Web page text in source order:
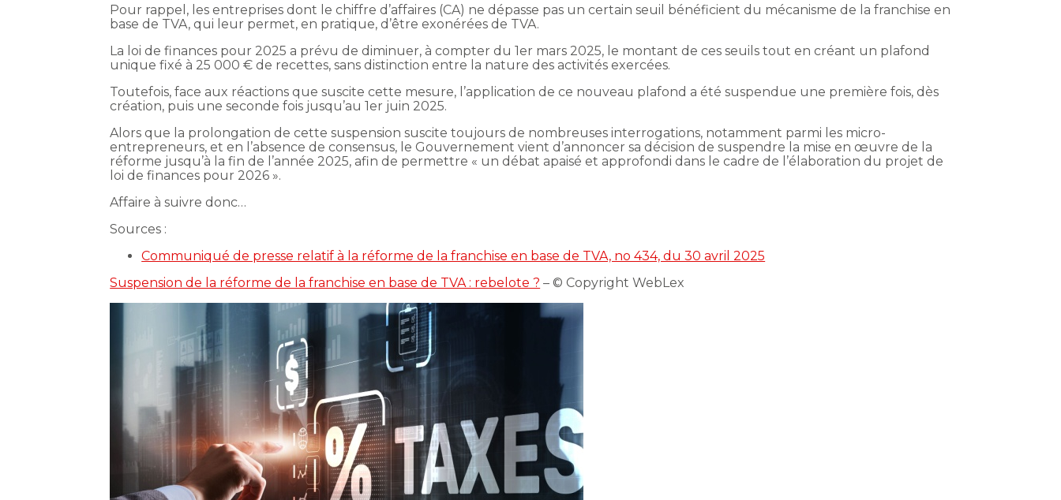
Pour rappel, les entreprises dont le chiffre d’affaires (CA) ne dépasse pas un certain seuil bénéficient du mécanisme de la franchise en
base de TVA, qui leur permet, en pratique, d’être exonérées de TVA.
La loi de finances pour 2025 a prévu de diminuer, à compter du 1er mars 2025, le montant de ces seuils tout en créant un plafond
unique fixé à 25 000 € de recettes, sans distinction entre la nature des activités exercées.
Toutefois, face aux réactions que suscite cette mesure, l’application de ce nouveau plafond a été suspendue une première fois, dès
création, puis une seconde fois jusqu’au 1er juin 2025.
Alors que la prolongation de cette suspension suscite toujours de nombreuses interrogations, notamment parmi les micro-
entrepreneurs, et en l’absence de consensus, le Gouvernement vient d’annoncer sa décision de suspendre la mise en œuvre de la
réforme jusqu’à la fin de l’année 2025, afin de permettre « un débat apaisé et approfondi dans le cadre de l’élaboration du projet de
loi de finances pour 2026 ».
Affaire à suivre donc…
Sources :
Communiqué de presse relatif à la réforme de la franchise en base de TVA, no 434, du 30 avril 2025
Suspension de la réforme de la franchise en base de TVA : rebelote ? – © Copyright WebLex